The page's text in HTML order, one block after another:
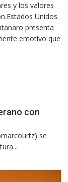
y los valores
Unidos.
presenta
emotivo que
con
se